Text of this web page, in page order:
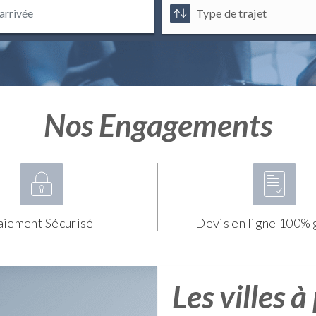
Nos Engagements
Sécurisé Devis en ligne
Les villes